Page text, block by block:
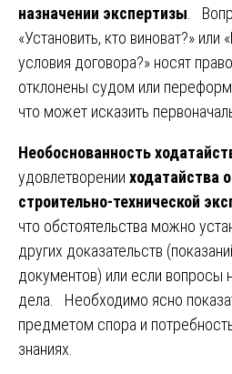
назначении экспертизы .
«Установить, кто виноват?»
условия договора?» носят
отклонены судом или
что может исказить
Необоснованность
удовлетворении ходатайства
строительно-технической
что обстоятельства можно
других доказательств
документов) или если вопросы
дела. Необходимо ясно
предметом спора и
знаниях.